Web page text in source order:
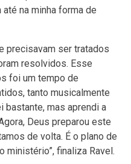
na minha forma de
precisavam ser tratados
resolvidos. Esse
foi um tempo de
tanto musicalmente
bastante, mas aprendi a
Deus preparou este
de volta. É o plano de
ministério”, finaliza Ravel.